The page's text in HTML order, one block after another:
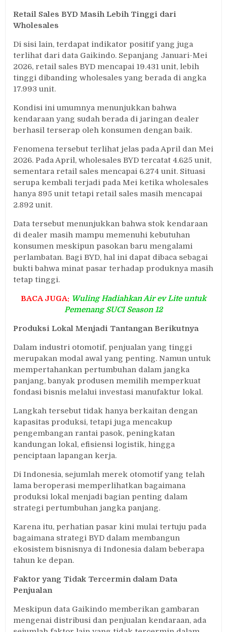
Retail Sales BYD Masih Lebih Tinggi dari
Wholesales
Di sisi lain, terdapat indikator positif yang juga
terlihat dari data Gaikindo. Sepanjang Januari-Mei
2026, retail sales BYD mencapai 19.431 unit, lebih
tinggi dibanding wholesales yang berada di angka
17.993 unit.
Kondisi ini umumnya menunjukkan bahwa
kendaraan yang sudah berada di jaringan dealer
berhasil terserap oleh konsumen dengan baik.
Fenomena tersebut terlihat jelas pada April dan Mei
2026. Pada April, wholesales BYD tercatat 4.625 unit,
sementara retail sales mencapai 6.274 unit. Situasi
serupa kembali terjadi pada Mei ketika wholesales
hanya 895 unit tetapi retail sales masih mencapai
2.892 unit.
Data tersebut menunjukkan bahwa stok kendaraan
di dealer masih mampu memenuhi kebutuhan
konsumen meskipun pasokan baru mengalami
perlambatan. Bagi BYD, hal ini dapat dibaca sebagai
bukti bahwa minat pasar terhadap produknya masih
tetap tinggi.
BACA JUGA: Wuling Hadiahkan Air ev Lite untuk
Pemenang SUCI Season 12
Produksi Lokal Menjadi Tantangan Berikutnya
Dalam industri otomotif, penjualan yang tinggi
merupakan modal awal yang penting. Namun untuk
mempertahankan pertumbuhan dalam jangka
panjang, banyak produsen memilih memperkuat
fondasi bisnis melalui investasi manufaktur lokal.
Langkah tersebut tidak hanya berkaitan dengan
kapasitas produksi, tetapi juga mencakup
pengembangan rantai pasok, peningkatan
kandungan lokal, efisiensi logistik, hingga
penciptaan lapangan kerja.
Di Indonesia, sejumlah merek otomotif yang telah
lama beroperasi memperlihatkan bagaimana
produksi lokal menjadi bagian penting dalam
strategi pertumbuhan jangka panjang.
Karena itu, perhatian pasar kini mulai tertuju pada
bagaimana strategi BYD dalam membangun
ekosistem bisnisnya di Indonesia dalam beberapa
tahun ke depan.
Faktor yang Tidak Tercermin dalam Data
Penjualan
Meskipun data Gaikindo memberikan gambaran
mengenai distribusi dan penjualan kendaraan, ada